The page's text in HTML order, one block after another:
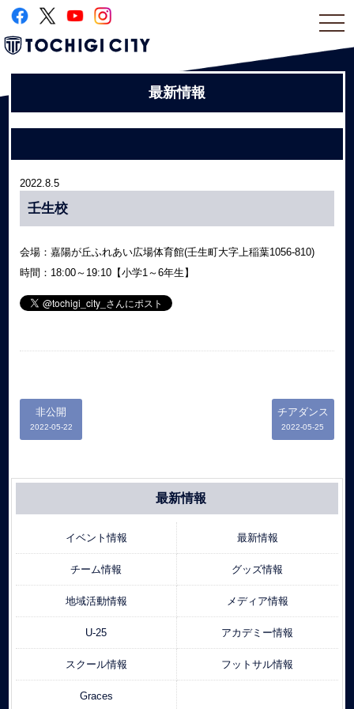
最新情報
2022.8.5
壬生校
会場：嘉陽が丘ふれあい広場体育館(壬生町大字上稲葉1056-810)
時間：18:00～19:10【小学1～6年生】
非公開
2022-05-22
チアダンス
2022-05-25
最新情報
イベント情報 最新情報
チーム情報 グッズ情報
地域活動情報 メディア情報
U-25 アカデミー情報
スクール情報 フットサル情報
Graces